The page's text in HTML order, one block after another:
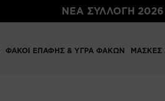
ΝΕΑ ΣΥΛΛΟΓΗ 2026
ΦΑΚΟΙ ΕΠΑΦΗΣ & ΥΓΡΑ ΦΑΚΩΝ ΜΑΣΚΕΣ